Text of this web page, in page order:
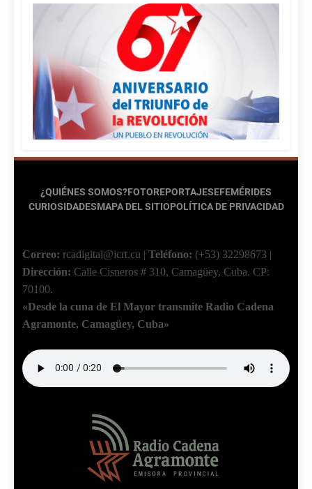
¿QUIÉNES SOMOS?FOTOREPORTAJESEFEMÉRIDES
CURIOSIDADESMAPA DEL SITIOPOLÍTICA DE PRIVACIDAD
Correo: rcadigital@icrt.cu | Teléfono: (+53) 32298673 |
Dirección: Calle Cisneros # 310, Camagüey, Cuba. CP:
70100.
«Desde la cuna de El Mayor transmite Radio Cadena
Agramonte, Camagüey, Cuba»